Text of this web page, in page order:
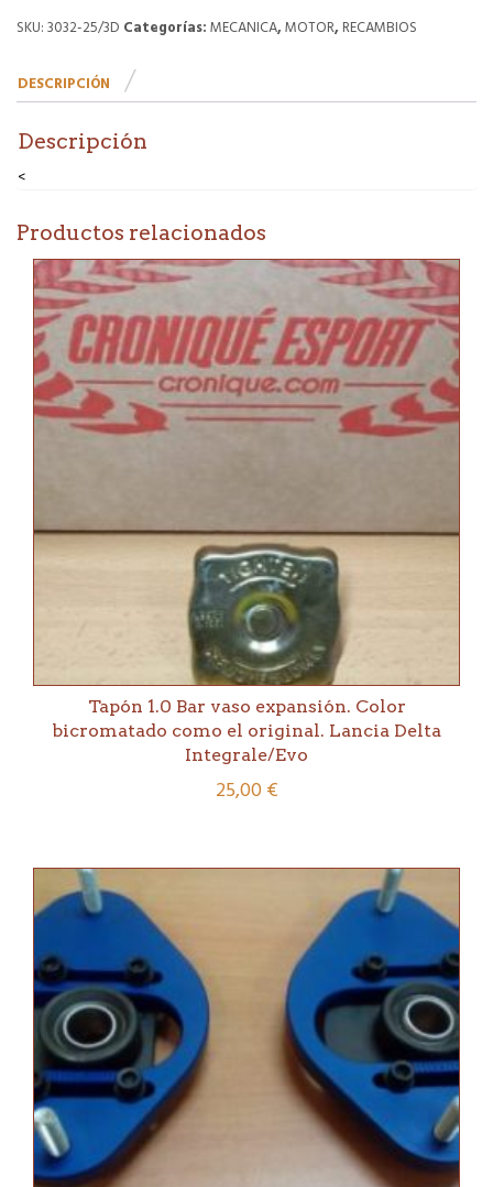
admisión
antiretorno
.
16v/Evo
SKU:3032-25/3D Categorías:MECANICA,MOTOR, RECAMBIOS
DESCRIPCIÓN
Descripción
<
Productos relacionados
Tapón 1.0 Bar vaso expansión. Color
bicromatado como el original. Lancia Delta
Integrale/Evo
25,00€